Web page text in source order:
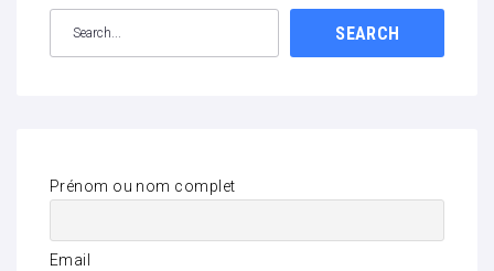
SEARCH
Prénom ou nom complet
Email